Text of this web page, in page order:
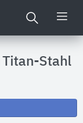
Titan-Stahl